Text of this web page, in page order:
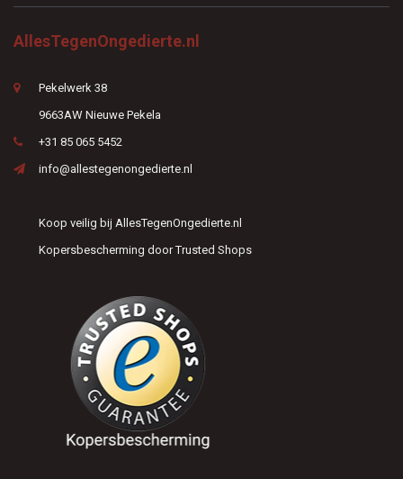
AllesTegenOngedierte.nl
Pekelwerk 38
9663AW Nieuwe Pekela
+31 85 065 5452
info@allestegenongedierte.nl
Koop veilig bij AllesTegenOngedierte.nl
Kopersbescherming door Trusted Shops